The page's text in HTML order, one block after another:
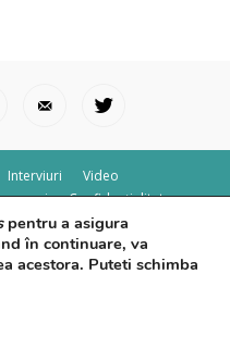
Interviuri
Video
noi Confidențialitate
Control F5
pentru a asigura
în continuare, va
acestora. Puteti schimba